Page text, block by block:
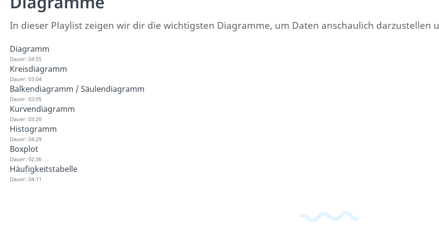
In dieser Playlist zeigen wir dir die wichtigsten Diagramme, um Daten anschaulich darzustellen
Diagramm
Dauer: 04:55
Kreisdiagramm
Dauer: 03:04
Balkendiagramm / Säulendiagramm
Dauer: 03:05
Kurvendiagramm
Dauer: 03:20
Histogramm
Dauer: 04:29
Boxplot
Dauer: 02:36
Häufigkeitstabelle
Dauer: 04:11